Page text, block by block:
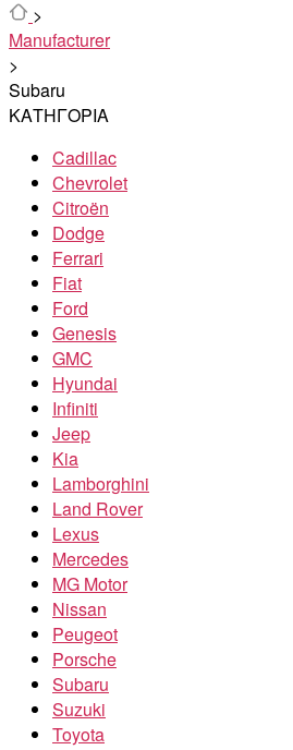
>
Manufacturer
>
Subaru
ΚΑΤΗΓΟΡΙΑ
Cadillac
Chevrolet
Citroën
Dodge
Ferrari
Fiat
Ford
Genesis
GMC
Hyundai
Infiniti
Jeep
Kia
Lamborghini
Land Rover
Lexus
Mercedes
MG Motor
Nissan
Peugeot
Porsche
Subaru
Suzuki
Toyota